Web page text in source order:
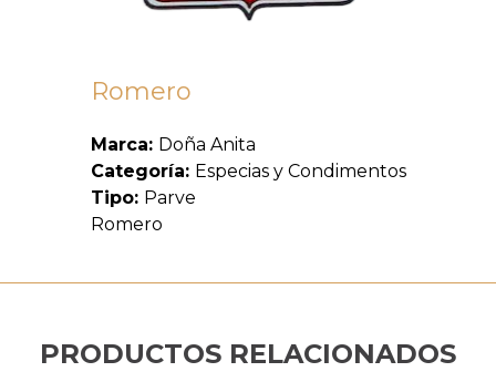
Romero
Marca: Doña Anita
Categoría: Especias y Condimentos
Tipo: Parve
Romero
PRODUCTOS RELACIONADOS